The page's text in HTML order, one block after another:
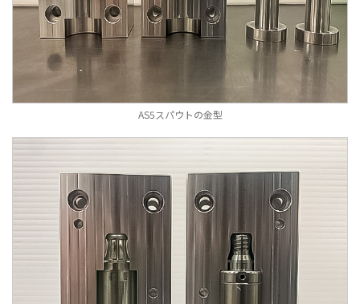
AS5スパウトの金型